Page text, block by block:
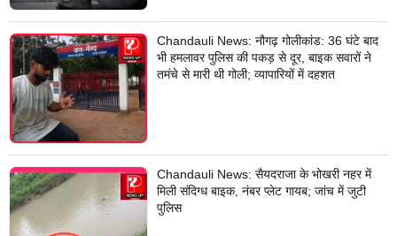
Chandauli News: नौगढ़ गोलीकांड: 36 घंटे बाद
भी हमलावर पुलिस की पकड़ से दूर, बाइक सवारों ने
तमंचे से मारी थी गोली; व्यापारियों में दहशत
Chandauli News: सैयदराजा के भोखरी नहर में
मिली संदिग्ध बाइक, नंबर प्लेट गायब; जांच में जुटी
पुलिस